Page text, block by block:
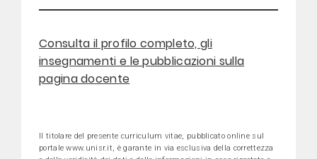
Consulta il profilo completo, gli
insegnamenti e le pubblicazioni sulla
pagina docente
Il titolare del presente curriculum vitae, pubblicato online sul
portale www.unisr.it, è garante in via esclusiva della correttezza